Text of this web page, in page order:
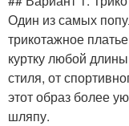
Один из самых
трикотажное
куртку любой
стиля, от
этот образ более
шляпу.